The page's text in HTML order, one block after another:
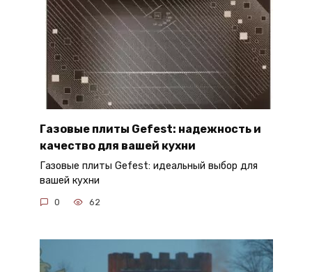
Газовые плиты Gefest: надежность и
качество для вашей кухни
Газовые плиты Gefest: идеальный выбор для
вашей кухни
0 62